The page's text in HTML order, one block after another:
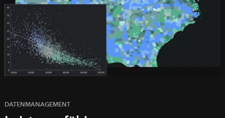
DATENMANAGEMENT